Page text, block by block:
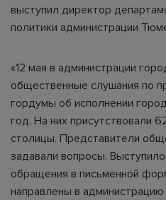
выступил директор
политики администрации
«12 мая в администрации
общественные слушания по
гордумы об исполнении
год. На них присутствовали
столицы. Представители
задавали вопросы.
обращения в письменной
направлены в